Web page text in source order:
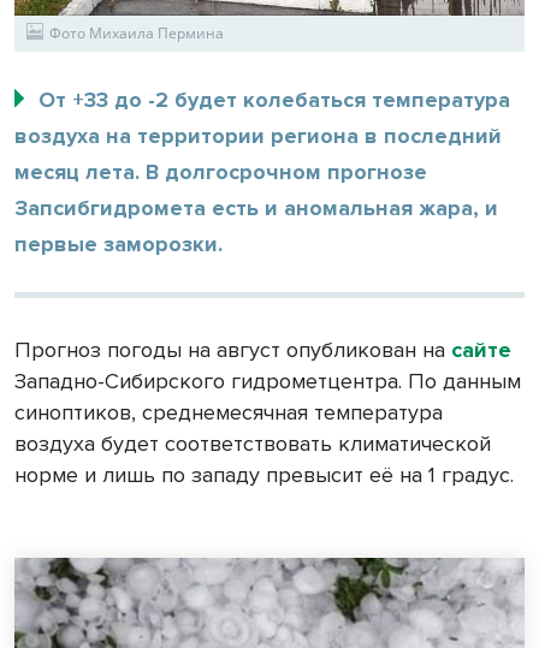
Фото Михаила Пермина
От +33 до -2 будет колебаться температура
воздуха на территории региона в последний
месяц лета. В долгосрочном прогнозе
Запсибгидромета есть и аномальная жара, и
первые заморозки.
Прогноз погоды на август опубликован на сайте
Западно-Сибирского гидрометцентра. По данным
синоптиков, среднемесячная температура
воздуха будет соответствовать климатической
норме и лишь по западу превысит её на 1 градус.